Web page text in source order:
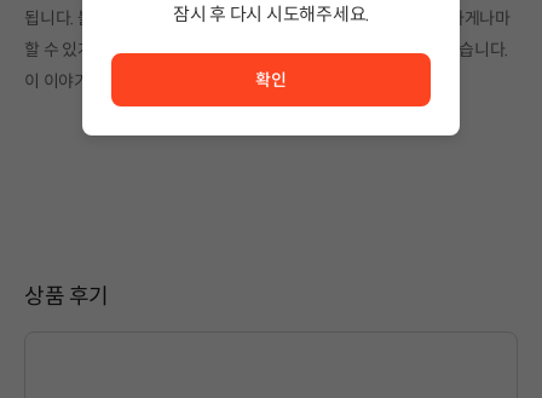
됩니다. 불완전한 봉인으로 백면귀는 현실세계에 영향력을 미약하게나마
할 수 있게 되고 자신을 이 봉인에서 풀어줄 희생자를 찾기 시작했습니다.
이 이야기는 이 덫에 빠진 여고생의 이야기 입니다.
상품 후기
잠시 후 다시 시도해주세요.
서비스 이용이 원활하지 않습니다. <br/> 잠시 후 다시 시도
확인